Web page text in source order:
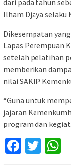
dari pada tahun
Ilham Djaya selaku
Dikesempatan
Lapas Perempuan
setelah pelatihan
memberikan
nilai SAKIP
“Guna untuk
jajaran
program dan